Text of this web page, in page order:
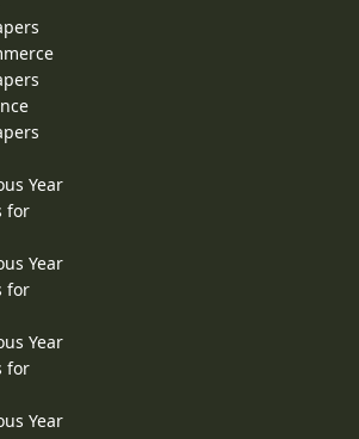
Year
for
Year
for
Year
for
Year